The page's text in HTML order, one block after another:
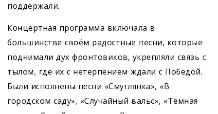
поддержали.
Концертная программа включала в
большинстве своём радостные песни, которые
поднимали дух фронтовиков, укрепляли связь с
тылом, где их с нетерпением ждали с Победой.
Были исполнены песни «Смуглянка», «В
городском саду», «Случайный вальс», «Тёмная